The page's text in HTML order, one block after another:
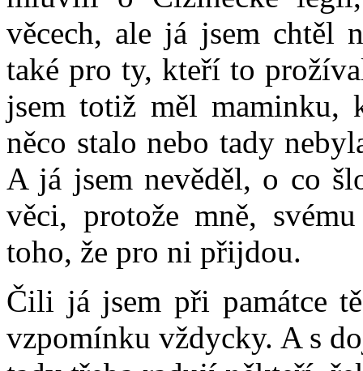
věcech, ale já jsem chtěl
také pro ty, kteří to
jsem totiž měl maminku,
něco stalo nebo tady
A já jsem nevěděl, o co
věci, protože mně,
toho, že pro ni přijdou.
Čili já jsem při památce
vzpomínku vždycky. A s